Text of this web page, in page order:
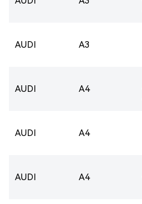
AUDI A3
AUDI A4
AUDI A4
AUDI A4